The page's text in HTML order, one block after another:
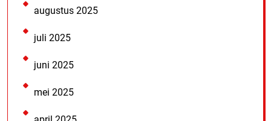
augustus 2025
juli 2025
juni 2025
mei 2025